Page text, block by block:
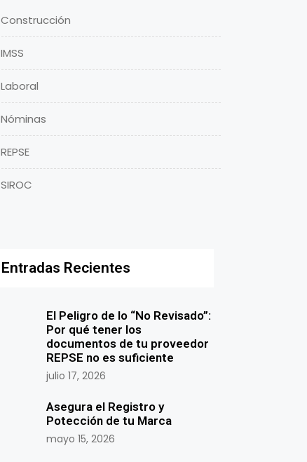
Construcción
IMSS
Laboral
Nóminas
REPSE
SIROC
Entradas Recientes
El Peligro de lo “No Revisado”:
Por qué tener los
documentos de tu proveedor
REPSE no es suficiente
julio 17, 2026
Asegura el Registro y
Potección de tu Marca
mayo 15, 2026